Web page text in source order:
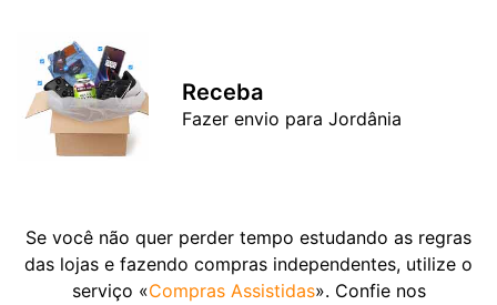
Receba
Fazer envio para Jordânia
Se você não quer perder tempo estudando as regras
das lojas e fazendo compras independentes, utilize o
serviço «Compras Assistidas». Confie nos